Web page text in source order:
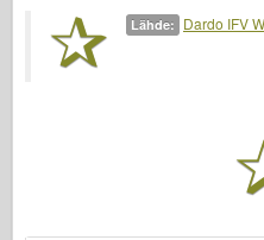
Tamiya
Lähde: Dardo IFV